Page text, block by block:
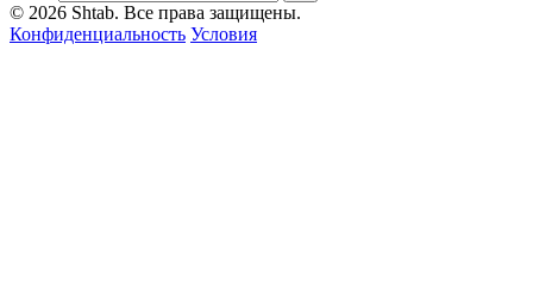
© 2026 Shtab. Все права защищены.
Конфиденциальность Условия